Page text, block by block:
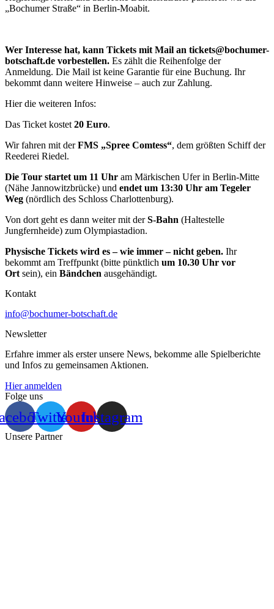
„Bochumer Straße“ in Berlin-Moabit.
Wer Interesse hat, kann Tickets mit Mail an tickets@bochumer-
botschaft.de vorbestellen. Es zählt die Reihenfolge der
Anmeldung. Die Mail ist keine Garantie für eine Buchung. Ihr
bekommt dann weitere Hinweise – auch zur Zahlung.
Hier die weiteren Infos:
Das Ticket kostet 20 Euro.
Wir fahren mit derFMS „Spree Comtess“, dem größten Schiff der
Reederei Riedel.
Die Tour startet um 11 Uhr am Märkischen Ufer in Berlin-Mitte
(Nähe Jannowitzbrücke) und endet um 13:30 Uhr am Tegeler
Weg (nördlich des Schloss Charlottenburg).
Von dort geht es dann weiter mit derS-Bahn (Haltestelle
Jungfernheide) zum Olympiastadion.
Physische Tickets wird es – wie immer – nicht geben. Ihr
bekommt am Treffpunkt (bitte pünktlich um 10.30 Uhr vor
Ort sein), ein Bändchen ausgehändigt.
Kontakt
info@bochumer-botschaft.de
Newsletter
Erfahre immer als erster unsere News, bekomme alle Spielberichte
und Infos zu gemeinsamen Aktionen.
Hier anmelden
Folge uns
TwitterYoutubeInstagram
Unsere Partner